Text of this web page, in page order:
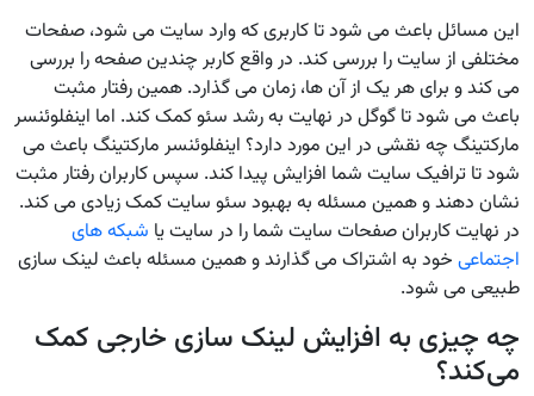
این مسائل باعث می شود تا کاربری که وارد سایت می شود، صفحات
مختلفی از سایت را بررسی کند. در واقع کاربر چندین صفحه را بررسی
می کند و برای هر یک از آن ها، زمان می گذارد. همین رفتار مثبت
باعث می شود تا گوگل در نهایت به رشد سئو کمک کند. اما اینفلوئنسر
مارکتینگ چه نقشی در این مورد دارد؟ اینفلوئنسر مارکتینگ باعث می
شود تا ترافیک سایت شما افزایش پیدا کند. سپس کاربران رفتار مثبت
نشان دهند و همین مسئله به بهبود سئو سایت کمک زیادی می کند.
در نهایت کاربران صفحات سایت شما را در سایت یا شبکه های
اجتماعی خود به اشتراک می گذارند و همین مسئله باعث لینک سازی
طبیعی می شود.
چه چیزی به افزایش لینک سازی خارجی کمک
می‌کند؟